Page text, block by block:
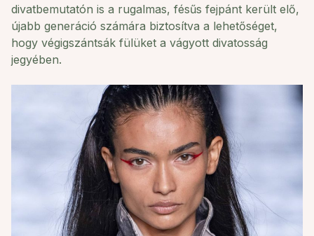
divatbemutatón is a rugalmas, fésűs fejpánt került elő,
újabb generáció számára biztosítva a lehetőséget,
hogy végigszántsák fülüket a vágyott divatosság
jegyében.